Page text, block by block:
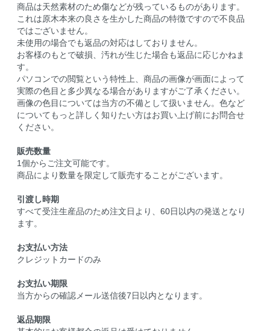
商品は天然素材のため傷などが残っているものがあります。
これは原木本来の良さを生かした商品の特徴ですので不良品
ではございません。
未使用の場合でも返品の対応はしておりません。
お客様のもとで破損、汚れが生じた場合も返品に応じかねま
す。
パソコンでの閲覧という特性上、商品の画像が画面によって
実際の色目と多少異なる場合がありますがご了承ください。
画像の色目については当方の不備として扱いません。色など
についてもっと詳しく知りたい方はお買い上げ前にお問合せ
ください。
販売数量
1個からご注文可能です。
商品により数量を限定して販売することがございます。
引渡し時期
すべて受注生産品のため注文日より、60日以内の発送となり
ます。
お支払い方法
クレジットカードのみ
お支払い期限
当方からの確認メール送信後7日以内となります。
返品期限